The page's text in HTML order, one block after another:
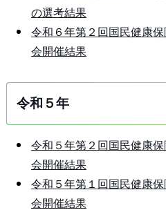
の選考結果
令和６年第２回国民健康
会開催結果
令和５年
令和５年第２回国民健康
会開催結果
令和５年第１回国民健康
会開催結果